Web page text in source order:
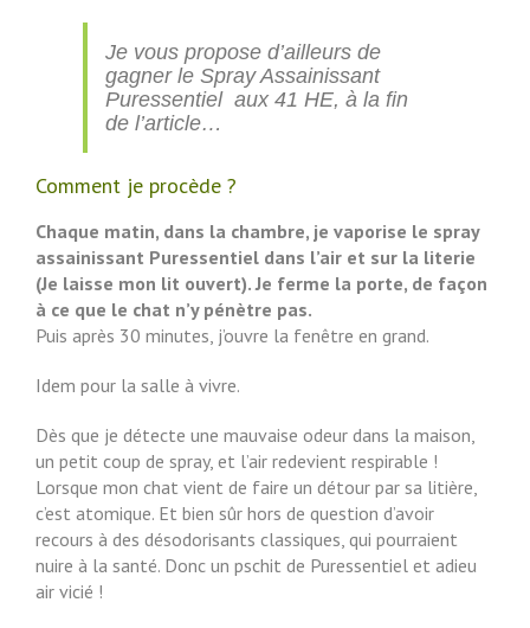
Je vous propose d’ailleurs de
gagner le Spray Assainissant
Puressentiel aux 41 HE, à la fin
de l’article…
Comment je procède ?
Chaque matin, dans la chambre, je vaporise le spray
assainissant Puressentiel dans l’air et sur la literie
(Je laisse mon lit ouvert). Je ferme la porte, de façon
à ce que le chat n’y pénètre pas.
Puis après 30 minutes, j’ouvre la fenêtre en grand.
Idem pour la salle à vivre.
Dès que je détecte une mauvaise odeur dans la maison,
un petit coup de spray, et l’air redevient respirable !
Lorsque mon chat vient de faire un détour par sa litière,
c’est atomique. Et bien sûr hors de question d’avoir
recours à des désodorisants classiques, qui pourraient
nuire à la santé. Donc un pschit de Puressentiel et adieu
air vicié !